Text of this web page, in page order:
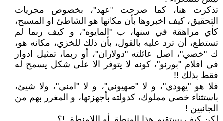
تذكرت هنا، كما صرحت "عهد"، بخصوص مجريات
التحقيق، كيف اخبروها بأن مكانها هو الشاطئ او المسبح،
كأي مراهقة في سنها، ب "المايوه"، و كيف ربما لم
تستطع، أن ترد عليه بالقول، بأن ذلك للخزي، مكانه هو،
ك "خصي"، اصل عائلته "دولاران"، أو ربما، تمثيل ادوار
في افلام "بورنو"، كونه لا يتوفر الا على شكل يسمح له
فقط بذلك !!
فلا هو "يهودي"، و لا "صهيوني"، و لا "امني"، ولا شيئ،
باستثناء خصي مملوك، كدولته بأجهزتها، و المغرر بهم من
الجانبين !